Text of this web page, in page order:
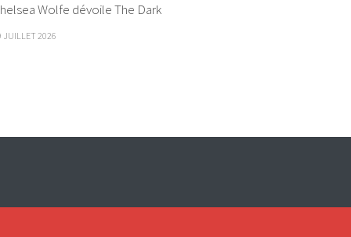
Wolfe dévoile The Dark
JUILLET 2026